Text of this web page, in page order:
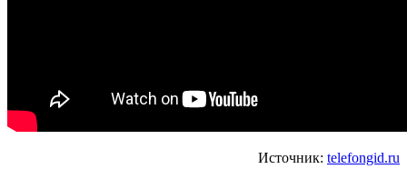
Источник: telefongid.ru